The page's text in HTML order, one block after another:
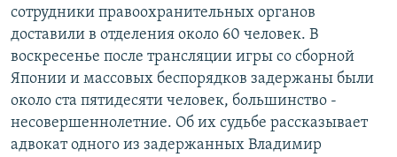
сотрудники правоохранительных органов
доставили в отделения около 60 человек. В
воскресенье после трансляции игры со сборной
Японии и массовых беспорядков задержаны были
около ста пятидесяти человек, большинство -
несовершеннолетние. Об их судьбе рассказывает
адвокат одного из задержанных Владимир